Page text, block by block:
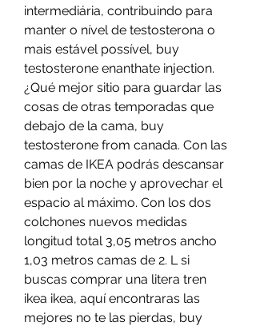
intermediária, contribuindo para
manter o nível de testosterona o
mais estável possível, buy
testosterone enanthate injection.
¿Qué mejor sitio para guardar las
cosas de otras temporadas que
debajo de la cama, buy
testosterone from canada. Con las
camas de IKEA podrás descansar
bien por la noche y aprovechar el
espacio al máximo. Con los dos
colchones nuevos medidas
longitud total 3,05 metros ancho
1,03 metros camas de 2. L si
buscas comprar una litera tren
ikea ikea, aquí encontraras las
mejores no te las pierdas, buy